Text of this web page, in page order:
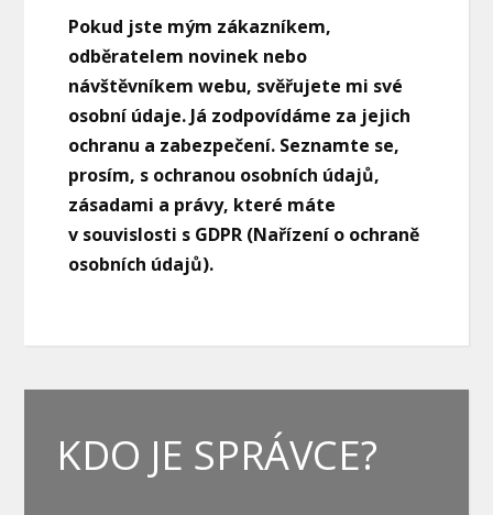
Pokud jste mým zákazníkem,
odběratelem novinek nebo
návštěvníkem webu, svěřujete mi své
osobní údaje. Já zodpovídáme za jejich
ochranu a zabezpečení. Seznamte se,
prosím, s ochranou osobních údajů,
zásadami a právy, které máte
v souvislosti s GDPR (Nařízení o ochraně
osobních údajů).
KDO JE SPRÁVCE?